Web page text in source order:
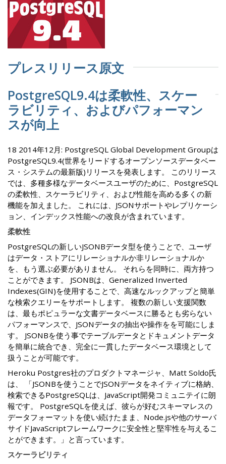
プレスリリース原文
PostgreSQL9.4は柔軟性、スケー
ラビリティ、およびパフォーマン
スが向上
18 2014年12月: PostgreSQL Global Development Groupは
PostgreSQL9.4(世界をリードするオープンソースデータベー
ス・システムの最新版)リリースを発表します。 このリリース
では、多種多様なデータベースユーザのために、PostgreSQL
の柔軟性、スケーラビリティ、および性能を高める多くの新
機能を加えました。 これには、JSONサポートやレプリケーシ
ョン、インデックス性能への改良が含まれています。
柔軟性
PostgreSQLの新しいJSONBデータ型を使うことで、ユーザ
はデータ・ストアにリレーショナルか非リレーショナルか
を、もう選ぶ必要がありません。 それらを同時に、両方持つ
ことができます。 JSONBは、Generalized Inverted
Indexes(GIN)を使用することで、高速なルックアップと簡単
な検索クエリーをサポートします。 複数の新しい支援関数
は、最もポピュラーな文書データベースに勝るとも劣らない
パフォーマンスで、JSONデータの抽出や操作をを可能にしま
す。 JSONBを使う事でテーブルデータとドキュメントデータ
を簡単に統合でき、完全に一貫したデータベース環境として
扱うことが可能です。
Heroku Postgres社のプロダクトマネージャ、Matt Soldo氏
は、 「JSONBを使うことでJSONデータをネイティブに格納、
検索できるPostgreSQLは、JavaScript開発コミュニテイに朗
報です。 PostgreSQLを使えば、彼らが好むスキーマレスの
データフォーマットを使い続けたまま、Node.jsや他のサーバ
サイドJavaScriptフレームワークに安全性と堅牢性を与えるこ
とができます。」と言っています。
スケーラビリティ